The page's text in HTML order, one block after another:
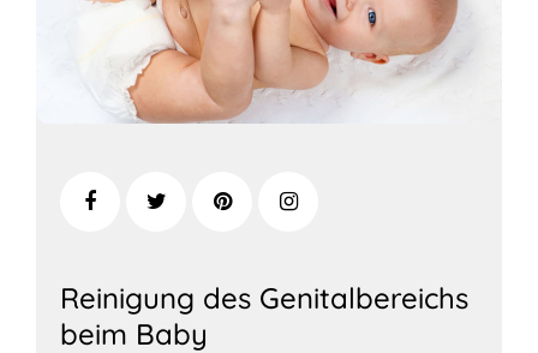
Reinigung des Genitalbereichs
beim Baby